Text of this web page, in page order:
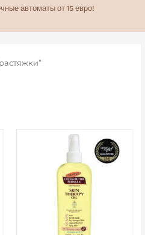
автоматы от 15 евро!